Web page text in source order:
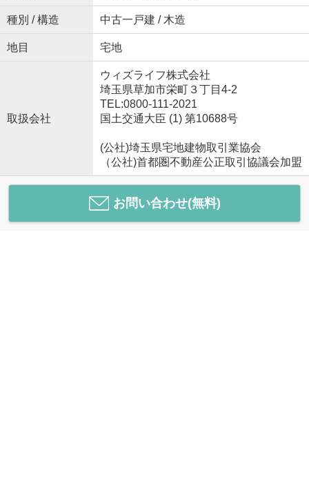
種別 / 構造 中古一戸建 / 木造
地目 宅地
取扱会社
ウィズライフ株式会社
埼玉県草加市栄町３丁目4-2
TEL:0800-111-2021
国土交通大臣 (1) 第10688号
(公社)埼玉県宅地建物取引業協会
（公社)首都圏不動産公正取引協議会加盟
お問い合わせ(無料)